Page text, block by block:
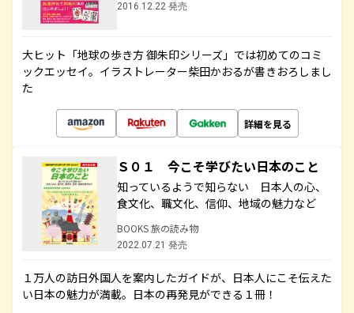
2016.12.22 発売
大ヒット「地球の歩き方 御朱印シリーズ」では初めてのコミ
ックエッセイ。イラストレーター柴田かおるが書きおろしまし
た
詳細を見る
Ｓ０１ 今こそ学びたい日本のこと
知っているようで知らない 日本人の心、
食文化、職文化、信仰、地域の魅力など
BOOKS 旅の読み物
2022.07.21 発売
１万人の訪日外国人を案内したガイドが、日本人にこそ伝えた
い日本の魅力が満載。日本の再発見ができる１冊！